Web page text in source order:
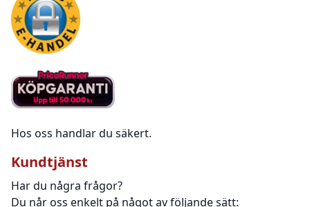
Hos oss handlar du säkert.
Kundtjänst
Har du några frågor?
Du når oss enkelt på något av följande sätt: